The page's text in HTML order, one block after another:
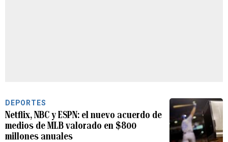
DEPORTES
Netflix, NBC y ESPN: el nuevo acuerdo de
medios de MLB valorado en $800
millones anuales